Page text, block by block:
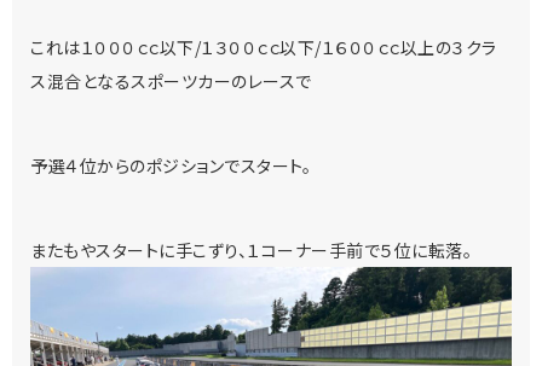
これは１０００ｃｃ以下/１３００ｃｃ以下/１６００ｃｃ以上の３クラ
ス混合となるスポーツカーのレースで
予選４位からのポジションでスタート。
またもやスタートに手こずり、１コーナー手前で５位に転落。